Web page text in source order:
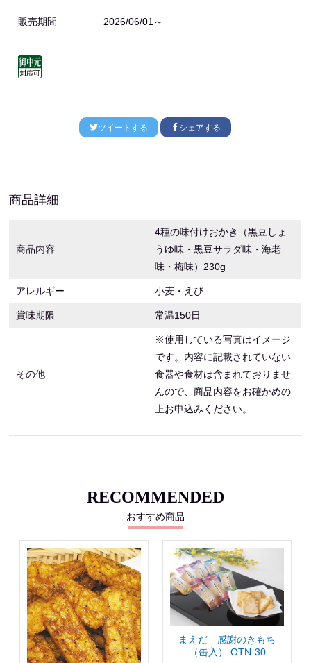
販売期間 2026/06/01～
ツイートする シェアする
商品詳細
商品内容
4種の味付けおかき（黒豆しょ
うゆ味・黒豆サラダ味・海老
味・梅味）230g
アレルギー 小麦・えび
賞味期限 常温150日
その他
※使用している写真はイメージ
です。内容に記載されていない
食器や食材は含まれておりませ
んので、商品内容をお確かめの
上お申込みください。
RECOMMENDED
おすすめ商品
まえだ 感謝のきもち
（缶入） OTN-30